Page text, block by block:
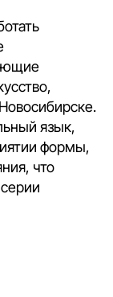
язык,
формы,
что